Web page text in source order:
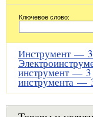
Ключевое слово:
Инструмент —
инструмент —3
инструмента —